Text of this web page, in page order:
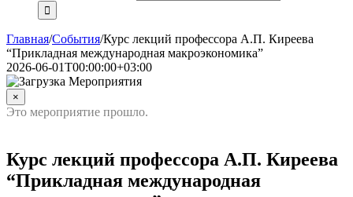
Главная/События/Курс лекций профессора А.П. Киреева
“Прикладная международная макроэкономика”
2026-06-01T00:00:00+03:00
×
Это мероприятие прошло.
Курс лекций профессора А.П. Киреева
“Прикладная международная